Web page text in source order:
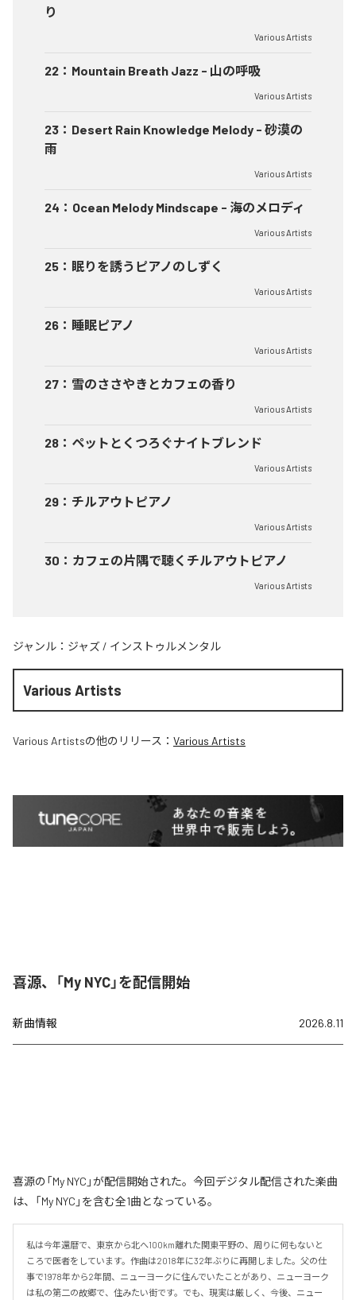
り
Various Artists
22 ： Mountain Breath Jazz - 山の呼吸
Various Artists
23 ： Desert Rain Knowledge Melody - 砂漠の
雨
Various Artists
24 ： Ocean Melody Mindscape - 海のメロディ
Various Artists
25 ： 眠りを誘うピアノのしずく
Various Artists
26 ： 睡眠ピアノ
Various Artists
27 ： 雪のささやきとカフェの香り
Various Artists
28 ： ペットとくつろぐナイトブレンド
Various Artists
29 ： チルアウトピアノ
Various Artists
30 ： カフェの片隅で聴くチルアウトピアノ
Various Artists
ジャンル： ジャズ / インストゥルメンタル
Various Artists
Various Artistsの他のリリース： Various Artists
喜源、「My NYC」を配信開始
新曲情報 2026.8.11
喜源の「My NYC」が配信開始された。今回デジタル配信された楽曲
は、「My NYC」を含む全1曲となっている。
私は今年還暦で、東京から北へ100km離れた関東平野の、周りに何もないと
ころで医者をしています。作曲は2018年に32年ぶりに再開しました。父の仕
事で1978年から2年間、ニューヨークに住んでいたことがあり、ニューヨーク
は私の第二の故郷で、住みたい街です。でも、現実は厳しく、今後、ニュー